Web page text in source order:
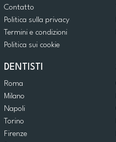
Contatto
Politica sulla privacy
Termini e condizioni
Politica sui cookie
DENTISTI
Roma
Milano
Napoli
Torino
Firenze